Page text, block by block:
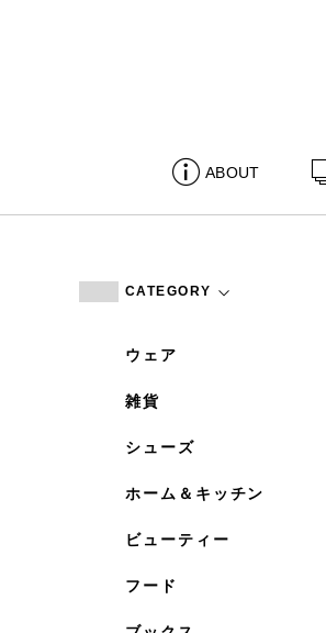
ABOUT
CATEGORY
ウェア
雑貨
シューズ
ホーム＆キッチン
ビューティー
フード